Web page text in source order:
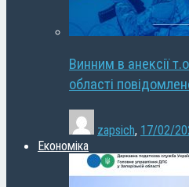
Винним в анексії
області
zapsich, 17/02/
Економіка